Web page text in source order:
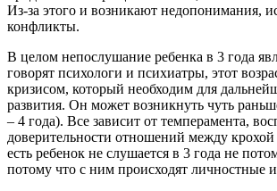
Из-за этого и возникают недопонимания,
конфликты.
В целом непослушание ребенка в 3 года
говорят психологи и психиатры, этот
кризисом, который необходим для
развития. Он может возникнуть чуть
– 4 года). Все зависит от темперамента,
доверительности отношений между
есть ребенок не слушается в 3 года не
потому что с ним происходят личностные